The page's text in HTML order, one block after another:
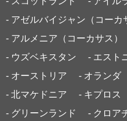
- アゼルバイジャン（コーカ
- アルメニア（コーカサス）
- ウズベキスタン
- エスト
- オーストリア
- オランダ
- 北マケドニア
- キプロス
- グリーンランド
- クロア